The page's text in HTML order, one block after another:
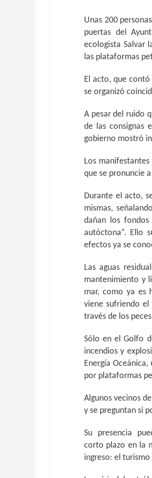
Unas 200
puertas del
ecologista Salvar
las plataformas
El acto, que
se organizó
A pesar del ruido
de las consignas
gobierno mostró
Los
que se pronuncie
Durante el acto,
mismas,
dañan los
autóctona”. Ello
efectos ya se
Las aguas
mantenimiento y
mar, como ya es
viene sufriendo el
través de los
Sólo en el Golfo
incendios y
Energía
por plataformas
Algunos vecinos
y se preguntan si
Su presencia
corto plazo en la
ingreso: el